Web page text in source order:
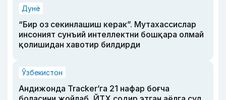
Дунё
“Бир оз секинлашиш керак”. Мутахассислар
инсоният сунъий интеллектни бошқара олмай
қолишидан хавотир билдирди
Ўзбекистон
Андижонда Tracker’га 21 нафар боғча